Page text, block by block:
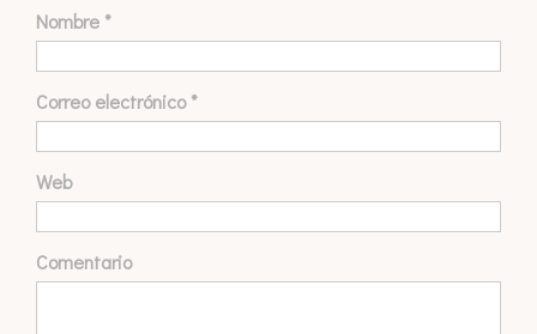
Nombre *
Correo electrónico*
Web
Comentario